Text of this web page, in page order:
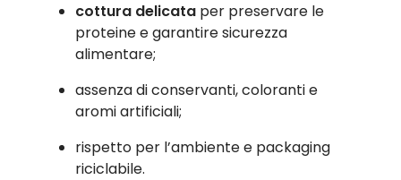
cottura delicata per preservare le
proteine e garantire sicurezza
alimentare;
assenza di conservanti, coloranti e
aromi artificiali;
rispetto per l’ambiente e packaging
riciclabile.